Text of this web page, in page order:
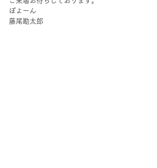
ぽよーん
藤尾勘太郎